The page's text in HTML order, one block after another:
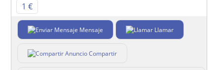
1 €
Mensaje Llamar
Compartir